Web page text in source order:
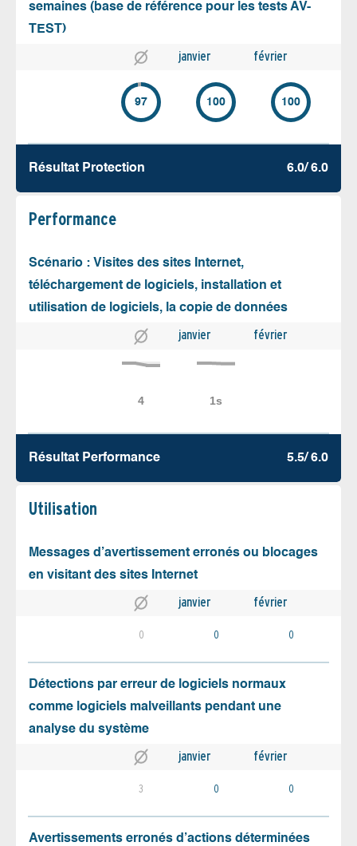
semaines (base de référence pour les tests AV-
TEST)
janvier février
97 100 100
Résultat Protection 6.0/ 6.0
Performance
Scénario : Visites des sites Internet,
téléchargement de logiciels, installation et
utilisation de logiciels, la copie de données
janvier février
Résultat Performance 5.5/ 6.0
Utilisation
Messages d’avertissement erronés ou blocages
en visitant des sites Internet
janvier février
0 0 0
Détections par erreur de logiciels normaux
comme logiciels malveillants pendant une
analyse du système
janvier février
3 0 0
Avertissements erronés d’actions déterminées